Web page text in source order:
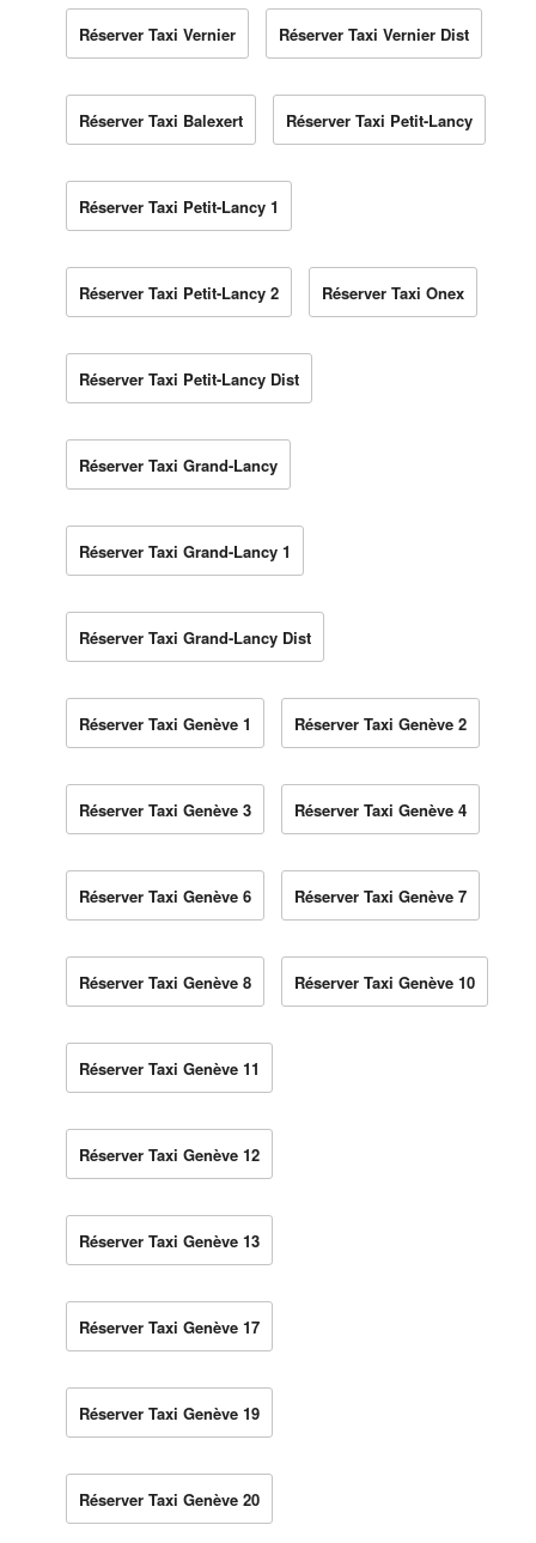
Réserver Taxi Vernier Réserver Taxi Vernier Dist
Réserver Taxi Balexert Réserver Taxi Petit-Lancy
Réserver Taxi Petit-Lancy 1
Réserver Taxi Petit-Lancy 2 Réserver Taxi Onex
Réserver Taxi Petit-Lancy Dist
Réserver Taxi Grand-Lancy
Réserver Taxi Grand-Lancy 1
Réserver Taxi Grand-Lancy Dist
Réserver Taxi Genève 1 Réserver Taxi Genève 2
Réserver Taxi Genève 3 Réserver Taxi Genève 4
Réserver Taxi Genève 6 Réserver Taxi Genève 7
Réserver Taxi Genève 8 Réserver Taxi Genève 10
Réserver Taxi Genève 11
Réserver Taxi Genève 12
Réserver Taxi Genève 13
Réserver Taxi Genève 17
Réserver Taxi Genève 19
Réserver Taxi Genève 20